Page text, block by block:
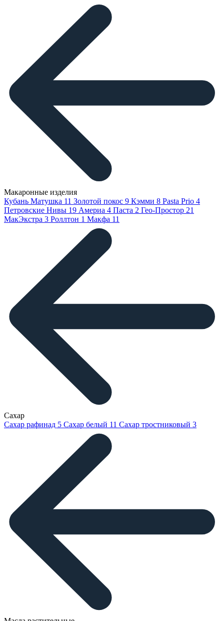
Макаронные изделия
Кубань Матушка 11 Золотой покос 9 Кэмми 8 Pasta Prio 4
Петровские Нивы 19 Америа 4 Паста 2 Гео-Простор 21
МакЭкстра 3 Роллтон 1 Макфа 11
Сахар
Сахар рафинад 5 Сахар белый 11 Сахар тростниковый 3